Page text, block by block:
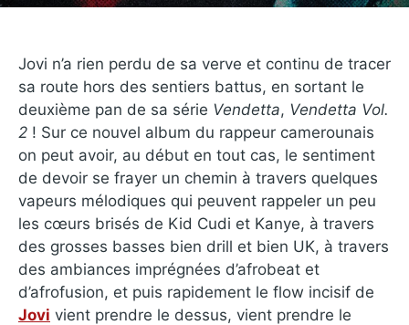
Jovi n’a rien perdu de sa verve et continu de tracer
sa route hors des sentiers battus, en sortant le
deuxième pan de sa série Vendetta, Vendetta Vol.
2 ! Sur ce nouvel album du rappeur camerounais
on peut avoir, au début en tout cas, le sentiment
de devoir se frayer un chemin à travers quelques
vapeurs mélodiques qui peuvent rappeler un peu
les cœurs brisés de Kid Cudi et Kanye, à travers
des grosses basses bien drill et bien UK, à travers
des ambiances imprégnées d’afrobeat et
d’afrofusion, et puis rapidement le flow incisif de
Jovi vient prendre le dessus, vient prendre le